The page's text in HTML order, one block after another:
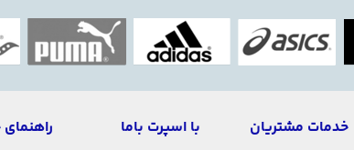
خدمات مشتریان با اسپرت باما